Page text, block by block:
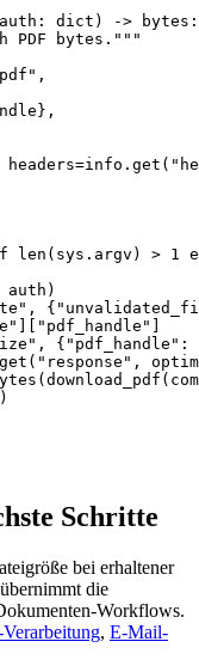
dict ) -> bytes :
PDF bytes."""
,
len (sys.argv) > 1
auth)
, {
][ "pdf_handle" ]
, { "pdf_handle" :
"response" ,
)
Schritte
bei erhaltener
die
Workflows.
, E-Mail-